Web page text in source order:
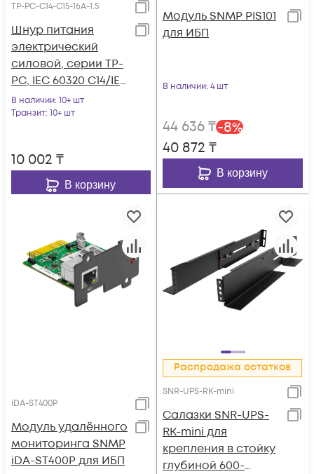
TP-PC-С14-C15-16A-1.5
Шнур питания
электрический
силовой, серии TP-
PC, IEC 60320 С14/IEC
60320 С15 прямой,
250B, 16A, 3х1.5 мм2,
В наличии: 10+ шт
Транзит: 10+ шт
10 002 ₸
В корзину
Модуль SNMP PIS101
для ИБП
В наличии: 4 шт
44 636₸-8%
40 872 ₸
В корзину
iDA-ST400P
Модуль удалённого
мониторинга SNMP
iDA-ST400P для ИБП
Распродажа остатков
SNR-UPS-RK-mini
Cалазки SNR-UPS-
RK-mini для
крепления в стойку
глубиной 600-